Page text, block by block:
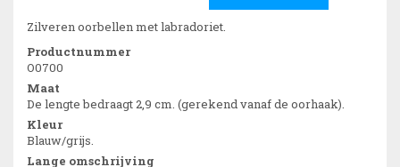
Zilveren oorbellen met labradoriet.
Productnummer
O0700
Maat
De lengte bedraagt 2,9 cm. (gerekend vanaf de oorhaak).
Kleur
Blauw/grijs.
Lange omschrijving